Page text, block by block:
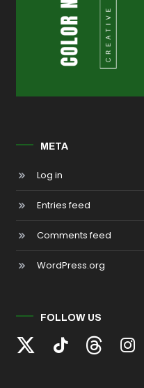
META
Log in
Entries feed
Comments feed
WordPress.org
FOLLOW US